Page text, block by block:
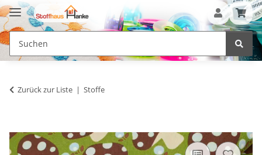
Zurück zur Liste Stoffe